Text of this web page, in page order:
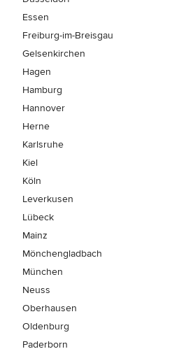
Essen
Freiburg-im-Breisgau
Gelsenkirchen
Hagen
Hamburg
Hannover
Herne
Karlsruhe
Kiel
Köln
Leverkusen
Lübeck
Mainz
Mönchen­gladbach
München
Neuss
Oberhausen
Oldenburg
Paderborn